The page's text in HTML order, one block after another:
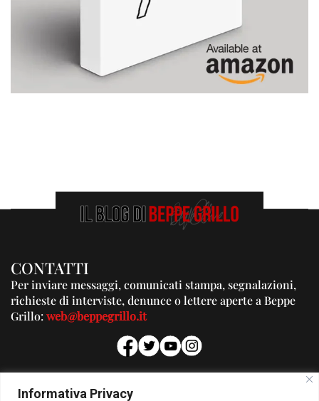
Informativa Privacy
CONTATTI
Per inviare messaggi, comunicati stampa, segnalazioni,
richieste di interviste, denunce o lettere aperte a Beppe
Grillo:web@beppegrillo.it
PUBBLICITA'